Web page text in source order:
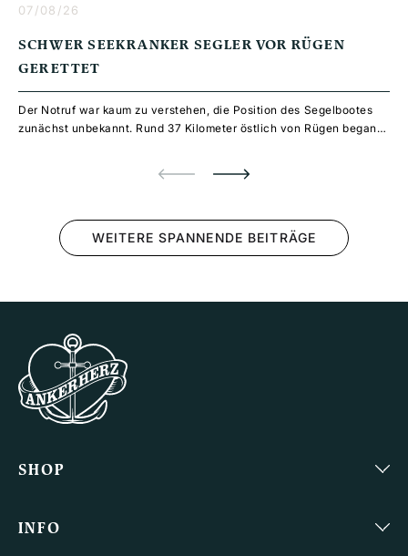
07/08/26
SCHWER SEEKRANKER SEGLER VOR RÜGEN
GERETTET
Der Notruf war kaum zu verstehen, die Position des Segelbootes
zunächst unbekannt. Rund 37 Kilometer östlich von Rügen begann
WEITERE SPANNENDE BEITRÄGE
SHOP
INFO